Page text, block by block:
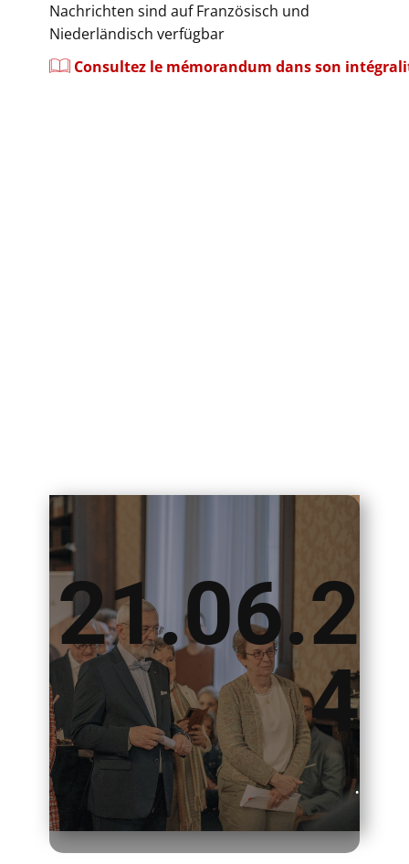
​Nachrichten sind auf Französisch und
Niederländisch verfügbar
Consultez le mémorandum dans son
21.06.2
4
.